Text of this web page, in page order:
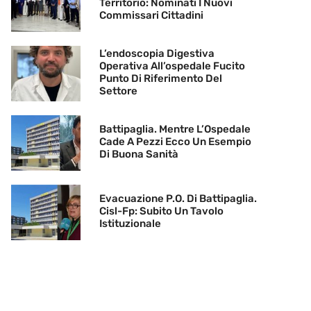
Territorio: Nominati I Nuovi
Commissari Cittadini
L’endoscopia Digestiva
Operativa All’ospedale Fucito
Punto Di Riferimento Del
Settore
Battipaglia. Mentre L’Ospedale
Cade A Pezzi Ecco Un Esempio
Di Buona Sanità
Evacuazione P.O. Di Battipaglia.
Cisl-Fp: Subito Un Tavolo
Istituzionale